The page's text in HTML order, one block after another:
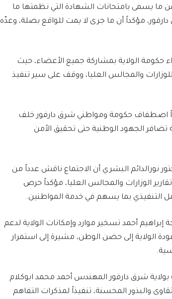
ما يسمى بامتحانات الشهادة التي نظمتها ما
مؤكداً أن ما جرى لا يمت للواقع بصلة، وعدّه
حكومة الولاية بمشاركة جميع الأعضاء، حيث
والمجالس العليا، ووقف على سير تنفيذ
اصطفاف حكومة ومواطني شرق دارفور خلف
الجهود الوطنية حتى تحقيق الأمن
نورالدائم البشري أن الاجتماع ناقش عدداً من
الوزارات والمجالس العليا، مؤكداً حرص
التنفيذي بما يسهم في خدمة المواطنين.
إبراهيم أحمد تسخير موارد وإمكانات الولاية لدعم
الولاية إلى حضن الوطن، مشيرة إلى استمرار
بولاية شرق دارفور المهندس أحمد محمد ابوكلام
والبذور المحسنة، تنفيذاً لمذكرات التفاهم